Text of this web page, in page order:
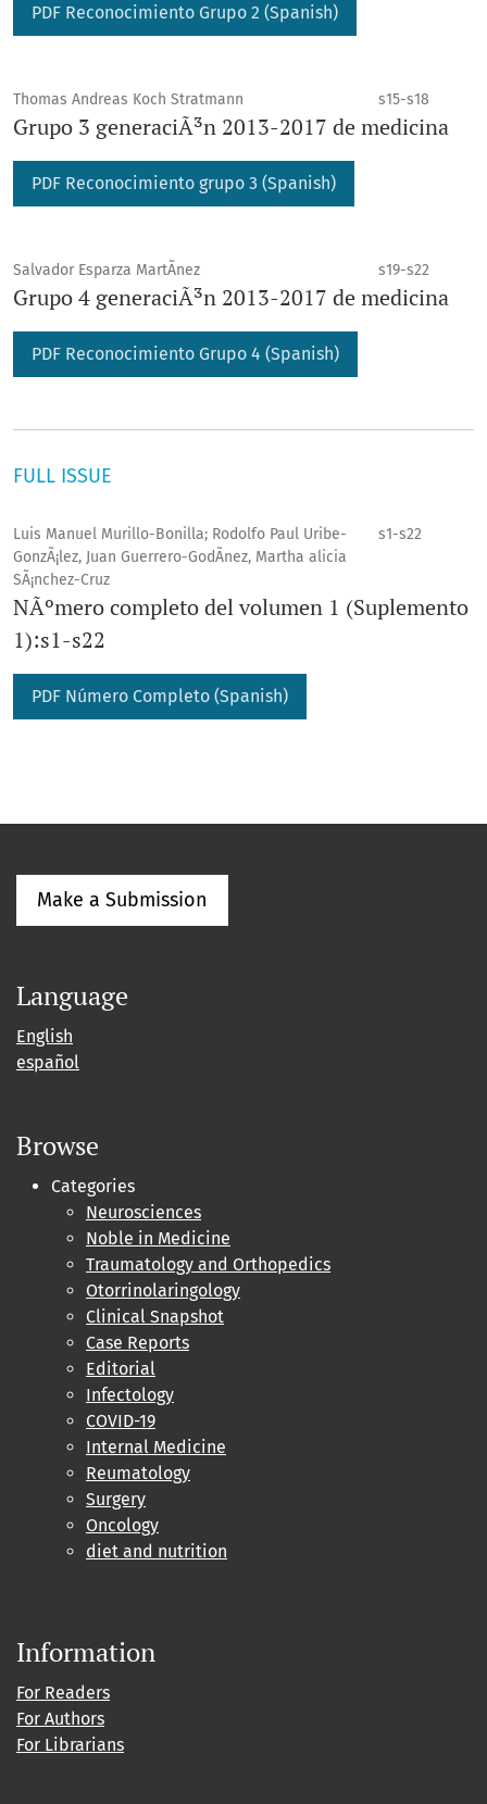
PDF Reconocimiento Grupo 2 (Spanish)
Thomas Andreas Koch Stratmann s15-s18
Grupo 3 generaciÃ³n 2013-2017 de medicina
PDF Reconocimiento grupo 3 (Spanish)
Salvador Esparza MartÃ­nez s19-s22
Grupo 4 generaciÃ³n 2013-2017 de medicina
PDF Reconocimiento Grupo 4 (Spanish)
FULL ISSUE
Luis Manuel Murillo-Bonilla; Rodolfo Paul Uribe-
GonzÃ¡lez, Juan Guerrero-GodÃ­nez, Martha alicia
SÃ¡nchez-Cruz
s1-s22
NÃºmero completo del volumen 1 (Suplemento
1):s1-s22
PDF Número Completo (Spanish)
Make a Submission
Language
English
español
Browse
Categories
Neurosciences
Noble in Medicine
Traumatology and Orthopedics
Otorrinolaringology
Clinical Snapshot
Case Reports
Editorial
Infectology
COVID-19
Internal Medicine
Reumatology
Surgery
Oncology
diet and nutrition
Information
For Readers
For Authors
For Librarians